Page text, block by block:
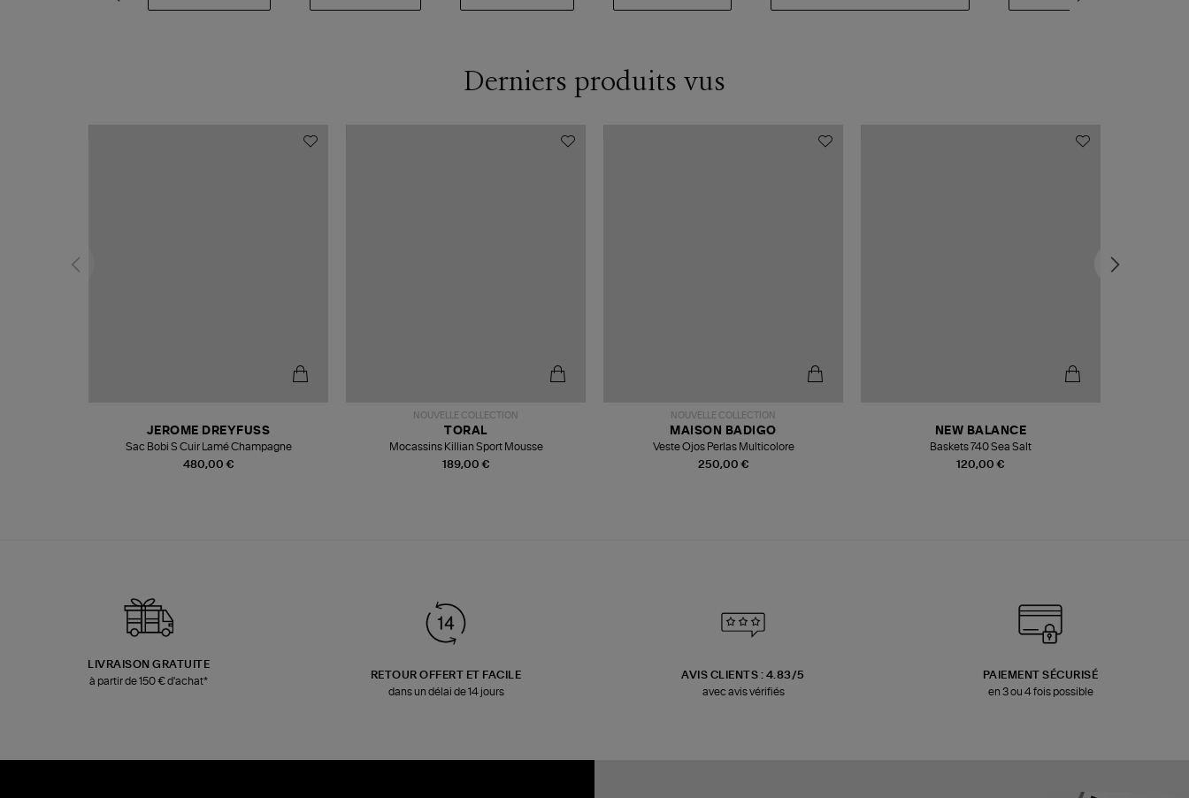
Derniers produits vus
480,00 €
JEROME DREYFUSS
Sac Bobi S Cuir Lamé Champagne
NOUVELLE COLLECTION
189,00 €
TORAL
Mocassins Killian Sport Mousse
NOUVELLE COLLECTION
250,00 €
MAISON BADIGO
Veste Ojos Perlas Multicolore
120,00 €
NEW BALANCE
Baskets 740 Sea Salt
LIVRAISON GRATUITE
à partir de 150 € d'achat*
RETOUR OFFERT ET FACILE
dans un délai de 14 jours
AVIS CLIENTS : 4.83/5
avec avis vérifiés
PAIEMENT SÉCURISÉ
en 3 ou 4 fois possible